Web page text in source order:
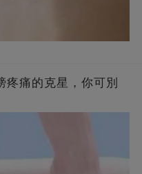
疼痛的克星，你可別